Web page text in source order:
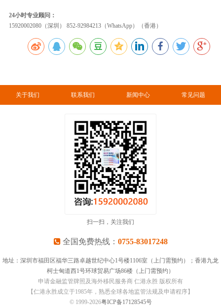
24小时专业顾问：
15920002080（深圳） 852-92984213（WhatsApp）（香港）
关于我们 联系我们 新闻中心 常见问题
扫一扫，关注我们
全国免费热线： 0755-83017248
地址：深圳市福田区福华三路卓越世纪中心1号楼1106室（上门需预约）；香港九龙
柯士甸道西1号环球贸易广场86楼（上门需预约）
申请金融监管牌照及海外移民服务商 仁港永胜 版权所有
【仁港永胜成立于1985年，熟悉全球各地监管法规及申请程序】
© 1999-2026粤ICP备17128545号